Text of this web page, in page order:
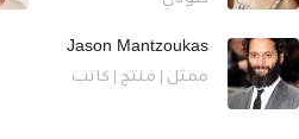
Jason Mantzoukas
ممثل | منتج | كاتب